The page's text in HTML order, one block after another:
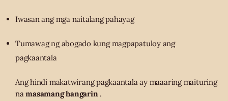
Iwasan ang mga naitalang pahayag
Tumawag ng abogado kung magpapatuloy ang
pagkaantala
Ang hindi makatwirang pagkaantala ay maaaring maituring
namasamang hangarin.